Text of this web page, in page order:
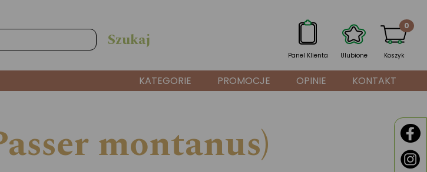
Panel Klienta Ulubione Koszyk
0
KATEGORIE PROMOCJE OPINIE KONTAKT
montanus)